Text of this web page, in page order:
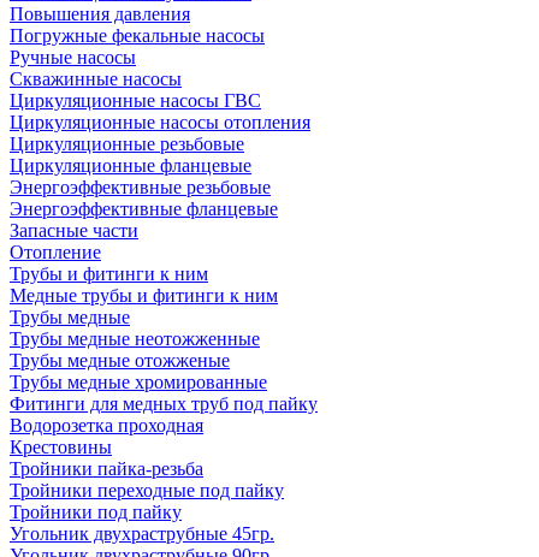
Повышения давления
Погружные фекальные насосы
Ручные насосы
Скважинные насосы
Циркуляционные насосы ГВС
Циркуляционные насосы отопления
Циркуляционные резьбовые
Циркуляционные фланцевые
Энергоэффективные резьбовые
Энергоэффективные фланцевые
Запасные части
Отопление
Трубы и фитинги к ним
Медные трубы и фитинги к ним
Трубы медные
Трубы медные неотожженные
Трубы медные отожженые
Трубы медные хромированные
Фитинги для медных труб под пайку
Водорозетка проходная
Крестовины
Тройники пайка-резьба
Тройники переходные под пайку
Тройники под пайку
Угольник двухраструбные 45гр.